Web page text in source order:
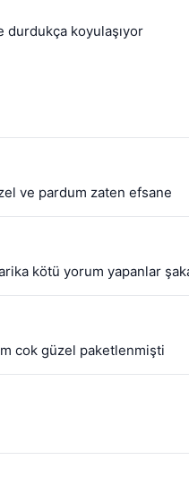
koyulaşıyor
ve pardum zaten efsane
kötü yorum yapanlar şaka
cok güzel paketlenmişti